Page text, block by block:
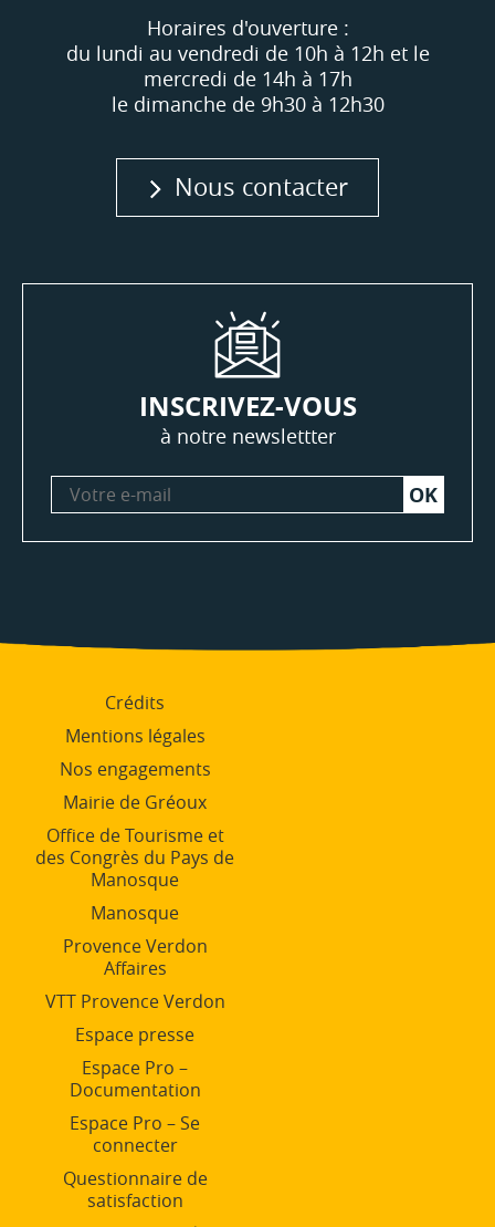
Horaires d'ouverture :
du lundi au vendredi de 10h à 12h et le
mercredi de 14h à 17h
le dimanche de 9h30 à 12h30
Nous contacter
INSCRIVEZ-VOUS
à notre newslettter
Votre
e-
Crédits
Mentions légales
Nos engagements
Mairie de Gréoux
Office de Tourisme et
des Congrès du Pays de
Manosque
Manosque
Provence Verdon
Affaires
VTT Provence Verdon
Espace presse
Espace Pro –
Documentation
Espace Pro – Se
connecter
Questionnaire de
satisfaction